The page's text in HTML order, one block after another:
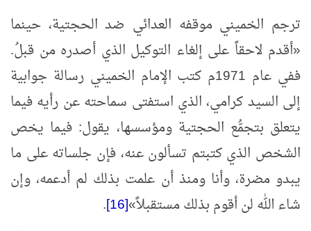
ترجم الخميني موقفه العدائي ضد الحجتية، حينما
«أقدم لاحقاً على إلغاء التوكيل الذي أصدره من قبلُ.
ففي عام 1971م كتب الإمام الخميني رسالة جوابية
إلى السيد كرامي، الذي استفتى سماحته عن رأيه فيما
يتعلق بتجمُّع الحجتية ومؤسسها، يقول: فيما يخص
الشخص الذي كتبتم تسألون عنه، فإن جلساته على ما
يبدو مضرة، وأنا ومنذ أن علمت بذلك لم أدعمه، وإن
شاء الله لن أقوم بذلك مستقبلاً»
[16]
‏.